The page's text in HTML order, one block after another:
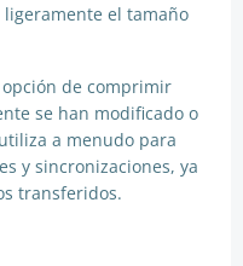
el tamaño
de comprimir
se han modificado o
a menudo para
y sincronizaciones, ya
transferidos.